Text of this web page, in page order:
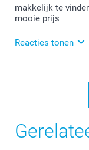
makkelijk te
mooie prijs
Reacties tonen
Bedankt